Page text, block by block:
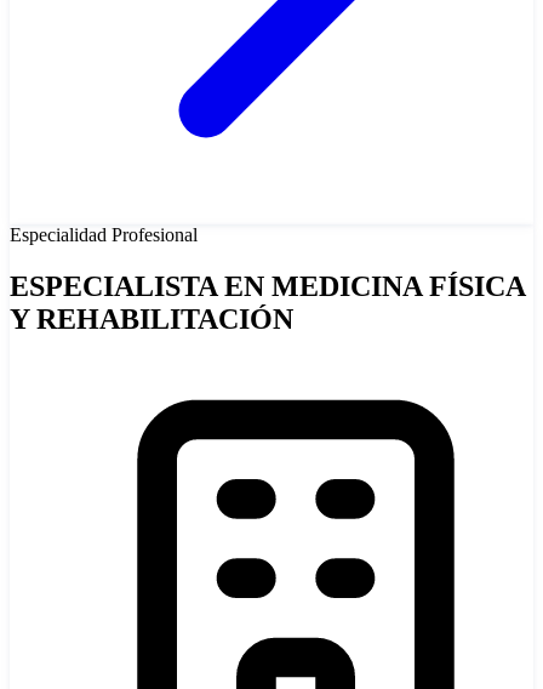
Especialidad Profesional
ESPECIALISTA EN MEDICINA FÍSICA
Y REHABILITACIÓN